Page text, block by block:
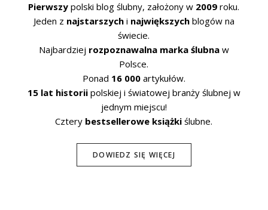
Pierwszy polski blog ślubny, założony w 2009 roku.
Jeden z najstarszychi największychblogów na
świecie.
Najbardziej rozpoznawalna marka ślubnaw
Polsce.
Ponad 16 000artykułów.
15 lat historiipolskiej i światowej branży ślubnej w
jednym miejscu!
Cztery bestsellerowe książki ślubne.
DOWIEDZ SIĘ WIĘCEJ